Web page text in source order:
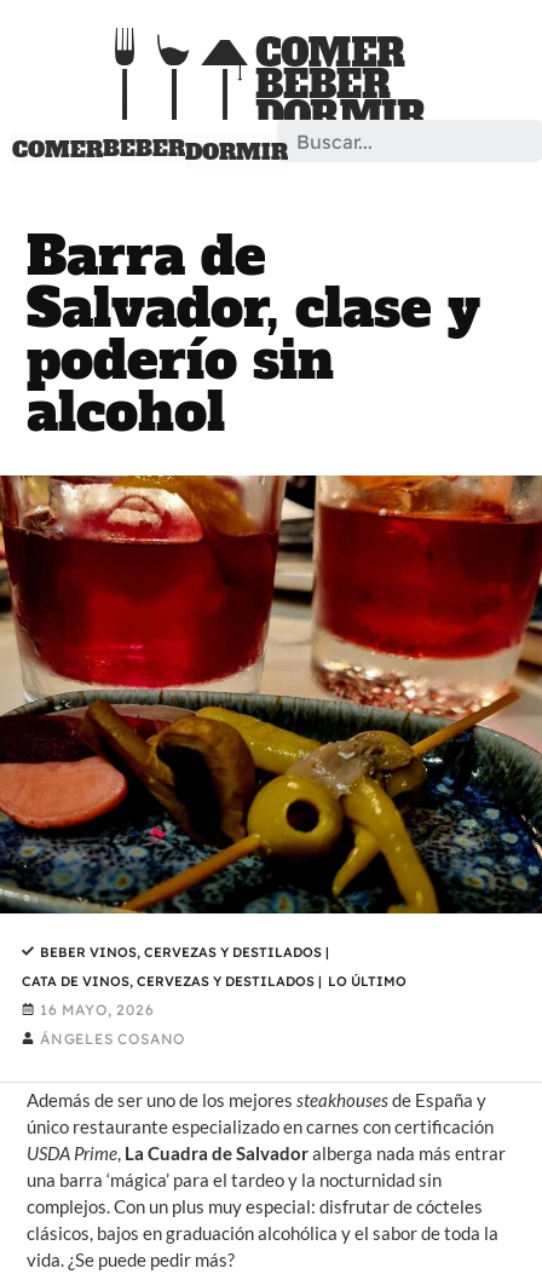
COMERBEBERDORMIR
Search
Barra de
Salvador, clase y
poderío sin
alcohol
BEBER VINOS, CERVEZAS Y DESTILADOS|
CATA DE VINOS, CERVEZAS Y DESTILADOS| LO ÚLTIMO
16 MAYO, 2026
ÁNGELES COSANO
Además de ser uno de los mejoressteakhousesde España y
único restaurante especializado en carnes con certificación
USDA Prime, La Cuadra de Salvadoralberga nada más entrar
una barra ‘mágica’ para el tardeo y la nocturnidad sin
complejos. Con un plus muy especial: disfrutar de cócteles
clásicos, bajos en graduación alcohólica y el sabor de toda la
vida. ¿Se puede pedir más?